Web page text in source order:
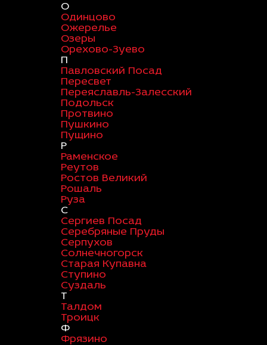
О
Одинцово
Ожерелье
Озеры
Орехово-Зуево
П
Павловский Посад
Пересвет
Переяславль-Залесский
Подольск
Протвино
Пушкино
Пущино
Р
Раменское
Реутов
Ростов Великий
Рошаль
Руза
С
Сергиев Посад
Серебряные Пруды
Серпухов
Солнечногорск
Старая Купавна
Ступино
Суздаль
Т
Талдом
Троицк
Ф
Фрязино